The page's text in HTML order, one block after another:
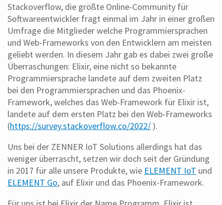
Stackoverflow, die größte Online-Community für
Softwareentwickler fragt einmal im Jahr in einer großen
Umfrage die Mitglieder welche Programmiersprachen
und Web-Frameworks von den Entwicklern am meisten
geliebt werden. In diesem Jahr gab es dabei zwei große
Überraschungen: Elixir, eine nicht so bekannte
Programmiersprache landete auf dem zweiten Platz
bei den Programmiersprachen und das Phoenix-
Framework, welches das Web-Framework für Elixir ist,
landete auf dem ersten Platz bei den Web-Frameworks
(https://survey.stackoverflow.co/2022/ ).
Uns bei der ZENNER IoT Solutions allerdings hat das
weniger überrascht, setzen wir doch seit der Gründung
in 2017 für alle unsere Produkte, wie ELEMENT IoT und
ELEMENT Go, auf Elixir und das Phoenix-Framework.